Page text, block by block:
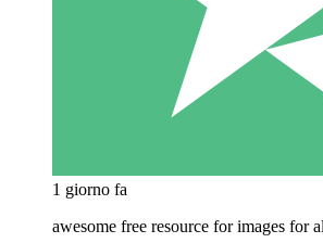
1 giorno fa
awesome free resource for images for